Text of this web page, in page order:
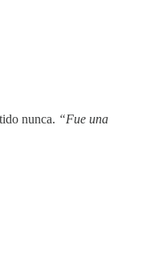
nunca. “Fue una